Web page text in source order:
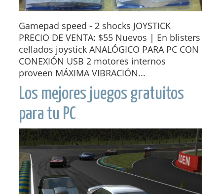
Gamepad speed - 2 shocks JOYSTICK
PRECIO DE VENTA: $55 Nuevos | En blisters
cellados joystick ANALÓGICO PARA PC CON
CONEXIÓN USB 2 motores internos
proveen MÁXIMA VIBRACIÓN...
Los mejores juegos gratuitos
para tu PC